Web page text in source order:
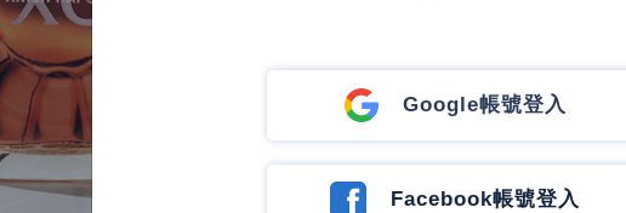
Google帳號登入
Facebook帳號登入